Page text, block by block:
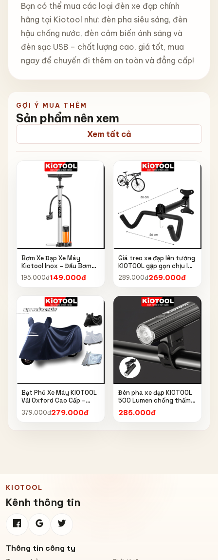
Bạn có thể mua các loại đèn xe đạp chính
hãng tại Kiotool như: đèn pha siêu sáng, đèn
hậu chống nước, đèn cảm biến ánh sáng và
đèn sạc USB – chất lượng cao, giá tốt, mua
ngay để chuyến đi thêm an toàn và đẳng cấp!
GỢI Ý MUA THÊM
Sản phẩm nên xem
Xem tất cả
Bơm Xe Đạp Xe Máy
Kiotool Inox – Đầu Bơm
Thông Minh, Kèm Bơm
Bóng, Đồng Hồ 160 PSI
195.000đ149.000đ
Giá treo xe đạp lên tường
KIOTOOL gập gọn chịu lực
cao kèm móc treo mũ bảo
hiểm
289.000đ269.000đ
Bạt Phủ Xe Máy KIOTOOL
Vải Oxford Cao Cấp –
Chống Nắng, Chống Mưa,
Chống Bụi, Chống Tia UV,
379.000đ279.000đ
Đèn pha xe đạp KIOTOOL
500 Lumen chống thấm
nước IPX6 6603
285.000đ
KIOTOOL
Kênh thông tin
Thông tin công ty